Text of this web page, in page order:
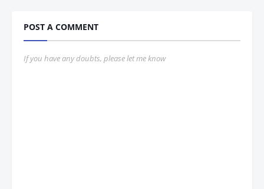
POST A COMMENT
If you have any doubts, please let me know